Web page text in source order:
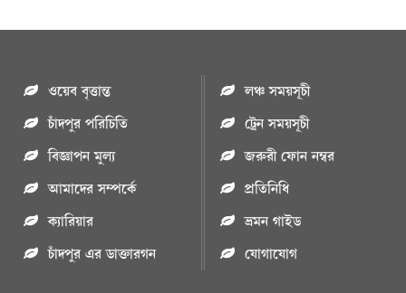
ওয়েব বৃত্তান্ত
চাঁদপুর পরিচিতি
বিজ্ঞাপন মুল্য
আমাদের সম্পর্কে
ক্যারিয়ার
চাঁদপুর এর ডাক্তারগন
লঞ্চ সময়সূচী
ট্রেন সময়সূচী
জরুরী ফোন নম্বর
প্রতিনিধি
ভ্রমন গাইড
যোগাযোগ